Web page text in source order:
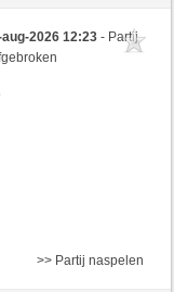
aug-2026 12:23- Partij
>> Partij naspelen